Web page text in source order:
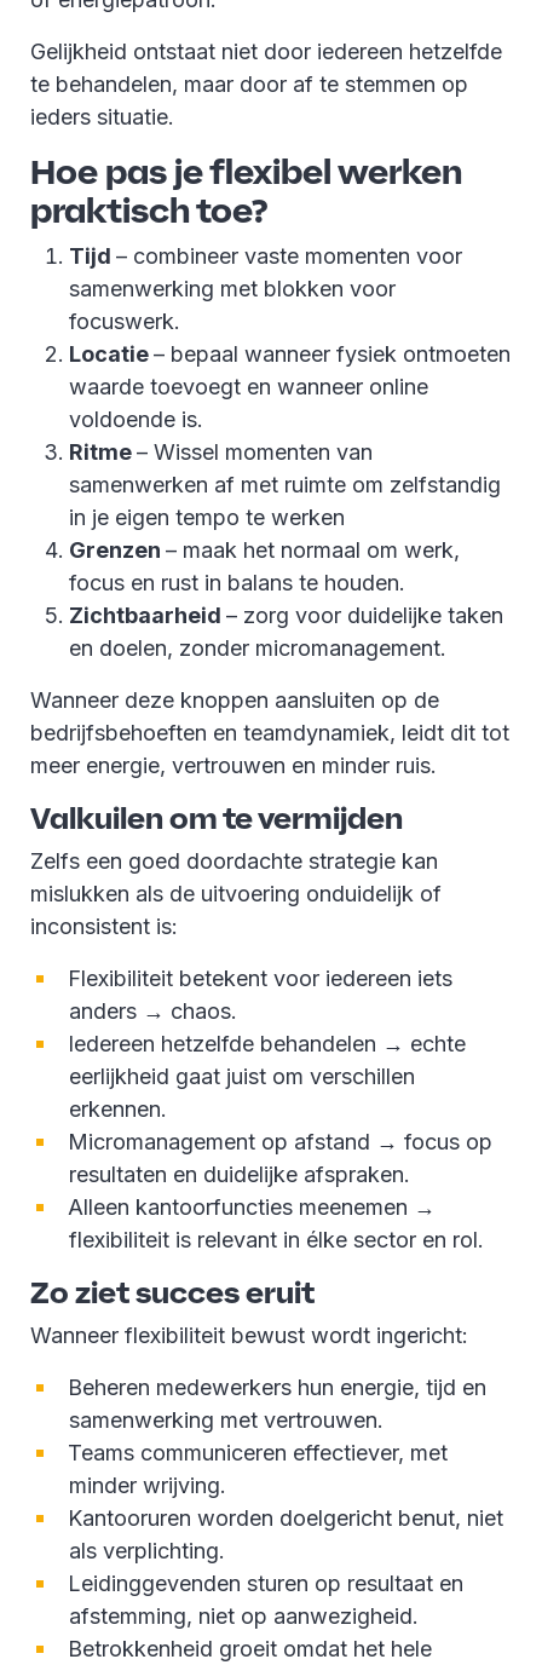
Gelijkheid ontstaat niet door iedereen hetzelfde
te behandelen, maar door af te stemmen op
ieders situatie.
Hoe pas je flexibel werken
praktisch toe?
Tijd – combineer vaste momenten voor
samenwerking met blokken voor
focuswerk.
Locatie– bepaal wanneer fysiek ontmoeten
waarde toevoegt en wanneer online
voldoende is.
Ritme– Wissel momenten van
samenwerken af met ruimte om zelfstandig
in je eigen tempo te werken
Grenzen – maak het normaal om werk,
focus en rust in balans te houden.
Zichtbaarheid – zorg voor duidelijke taken
en doelen, zonder micromanagement.
Wanneer deze knoppen aansluiten op de
bedrijfsbehoeften en teamdynamiek, leidt dit tot
meer energie, vertrouwen en minder ruis.
Valkuilen om te vermijden
Zelfs een goed doordachte strategie kan
mislukken als de uitvoering onduidelijk of
inconsistent is:
Flexibiliteit betekent voor iedereen iets
anders → chaos.
Iedereen hetzelfde behandelen → echte
eerlijkheid gaat juist om verschillen
erkennen.
Micromanagement op afstand → focus op
resultaten en duidelijke afspraken.
Alleen kantoorfuncties meenemen →
flexibiliteit is relevant in élke sector en rol.
Zo ziet succes eruit
Wanneer flexibiliteit bewust wordt ingericht:
Beheren medewerkers hun energie, tijd en
samenwerking met vertrouwen.
Teams communiceren effectiever, met
minder wrijving.
Kantooruren worden doelgericht benut, niet
als verplichting.
Leidinggevenden sturen op resultaat en
afstemming, niet op aanwezigheid.
Betrokkenheid groeit omdat het hele